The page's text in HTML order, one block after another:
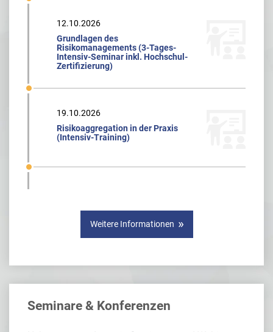
12.10.2026
Grundlagen des
Risikomanagements (3-Tages-
Intensiv-Seminar inkl. Hochschul-
Zertifizierung)
19.10.2026
Risikoaggregation in der Praxis
(Intensiv-Training)
Weitere Informationen
Seminare & Konferenzen